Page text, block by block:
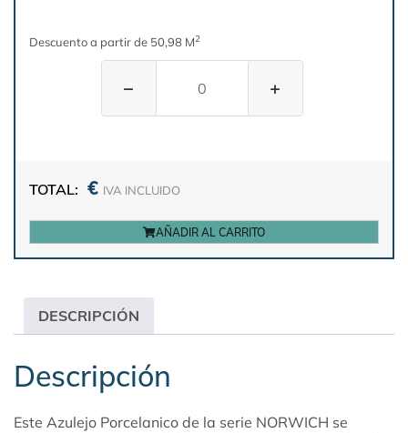
Descuento a partir de 50,98 M2
− +
TOTAL: € IVA INCLUIDO
AÑADIR AL CARRITO
DESCRIPCIÓN
Descripción
Este Azulejo Porcelanico de la serie NORWICH se